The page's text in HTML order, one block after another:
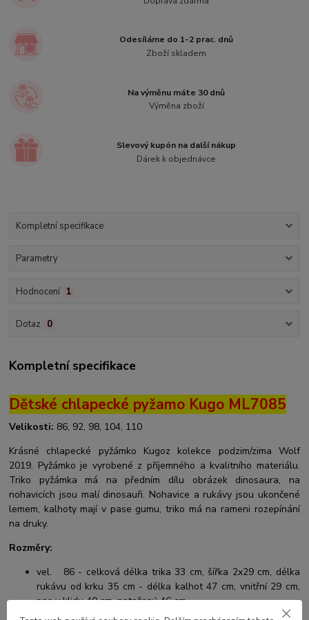
Odesíláme do 1-2 prac. dnů
Zboží skladem
Na výměnu máte 30 dnů
Výměna zboží
Slevový kupón na další nákup
Dárek k objednávce
Kompletní specifikace
Parametry
Hodnocení 1
Dotaz 0
Kompletní specifikace
Dětské chlapecké pyžamo Kugo ML7085
Velikosti: 86, 92, 98, 104, 110
Krásné chlapecké pyžámko Kugoz kolekce podzim/zima Wolf
2019. Pyžámko je vyrobené z příjemného a kvalitního materiálu.
Triko pyžámka má na předním dílu obrázek dinosaura, na
nohavicích jsou malí dinosauři. Nohavice a rukávy jsou ukončené
lemem, kalhoty mají v pase gumu, triko má na rameni rozepínání
na druky.
Rozměry:
vel. 86 - celková délka trika 33 cm, šířka 2x29 cm, délka
rukávu od krku 35 cm - délka kalhot 47 cm, vnitřní 29 cm,
pas v klidu 40 cm, natažený 46 cm
vel. 92 - celková délka trika 35 cm, šířka 2x30 cm, délka